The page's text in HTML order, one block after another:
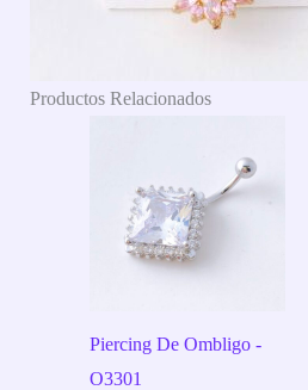
Productos Relacionados
Piercing De Ombligo -
O3301